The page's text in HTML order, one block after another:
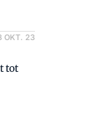
OKT. 23
tot